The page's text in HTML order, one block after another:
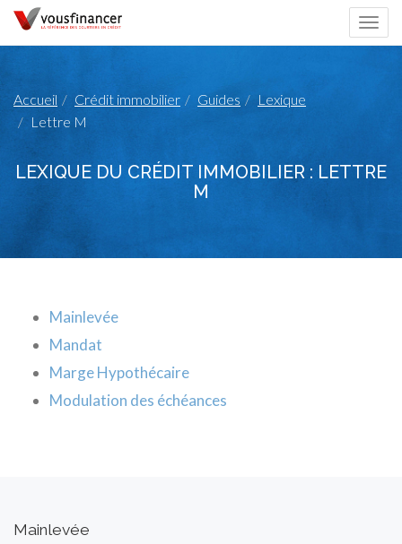
Accueil Crédit immobilier Guides
Lexique
Lettre M
LEXIQUE DU CRÉDIT IMMOBILIER : LETTRE
M
Mainlevée
Mandat
Marge Hypothécaire
Modulation des échéances
Mainlevée